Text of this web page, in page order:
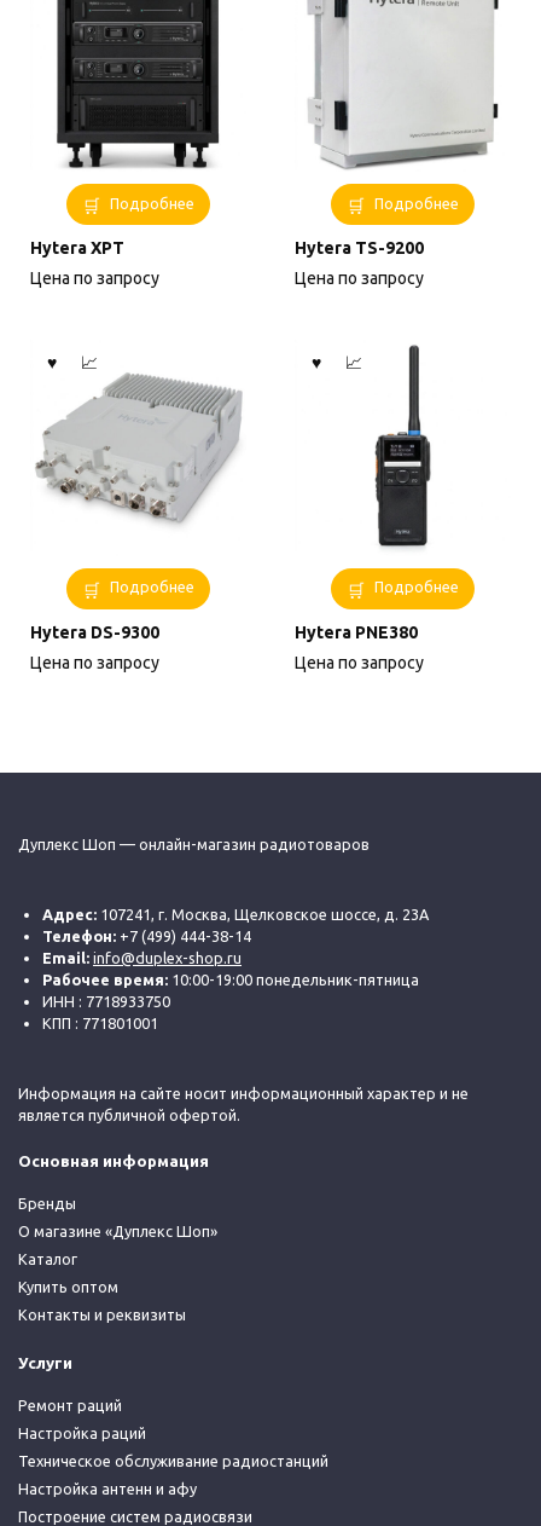
Подробнее
Hytera XPT
Цена по запросу
Подробнее
Hytera TS-9200
Цена по запросу
Подробнее
Hytera DS-9300
Цена по запросу
Подробнее
Hytera PNE380
Цена по запросу
Дуплекс Шоп — онлайн-магазин радиотоваров
Адрес: 107241, г. Москва, Щелковское шоссе, д. 23А
Телефон: +7 (499) 444-38-14
Email: info@duplex-shop.ru
Рабочее время: 10:00-19:00 понедельник-пятница
ИНН : 7718933750
КПП : 771801001
Информация на сайте носит информационный характер и не
является публичной офертой.
Основная информация
Бренды
О магазине «Дуплекс Шоп»
Каталог
Купить оптом
Контакты и реквизиты
Услуги
Ремонт раций
Настройка раций
Техническое обслуживание радиостанций
Настройка антенн и афу
Построение систем радиосвязи